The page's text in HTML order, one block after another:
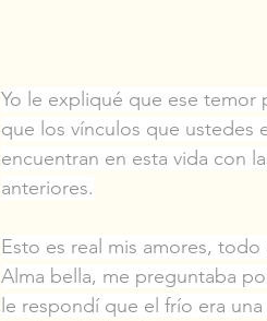
Yo le expliqué que ese temor
que los vínculos que ustedes
encuentran en esta vida con
anteriores.
Esto es real mis amores,
Alma bella, me preguntaba
le respondí que el frío era